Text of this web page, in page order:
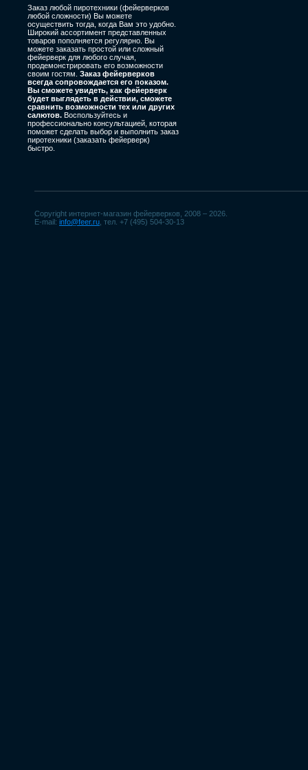
Заказ любой пиротехники (фейерверков
любой сложности) Вы можете
осуществить тогда, когда Вам это удобно.
Широкий ассортимент представленных
товаров пополняется регулярно. Вы
можете заказать простой или сложный
фейерверк для любого случая,
продемонстрировать его возможности
своим гостям. Заказ фейерверков
всегда сопровождается его показом.
Вы сможете увидеть, как фейерверк
будет выглядеть в действии, сможете
сравнить возможности тех или других
салютов. Воспользуйтесь и
профессионально консультацией, которая
поможет сделать выбор и выполнить заказ
пиротехники (заказать фейерверк)
быстро.
Copyright интернет-магазин фейерверков, 2008 – 2026.
E-mail: info@feer.ru , тел. +7 (495) 504-30-13